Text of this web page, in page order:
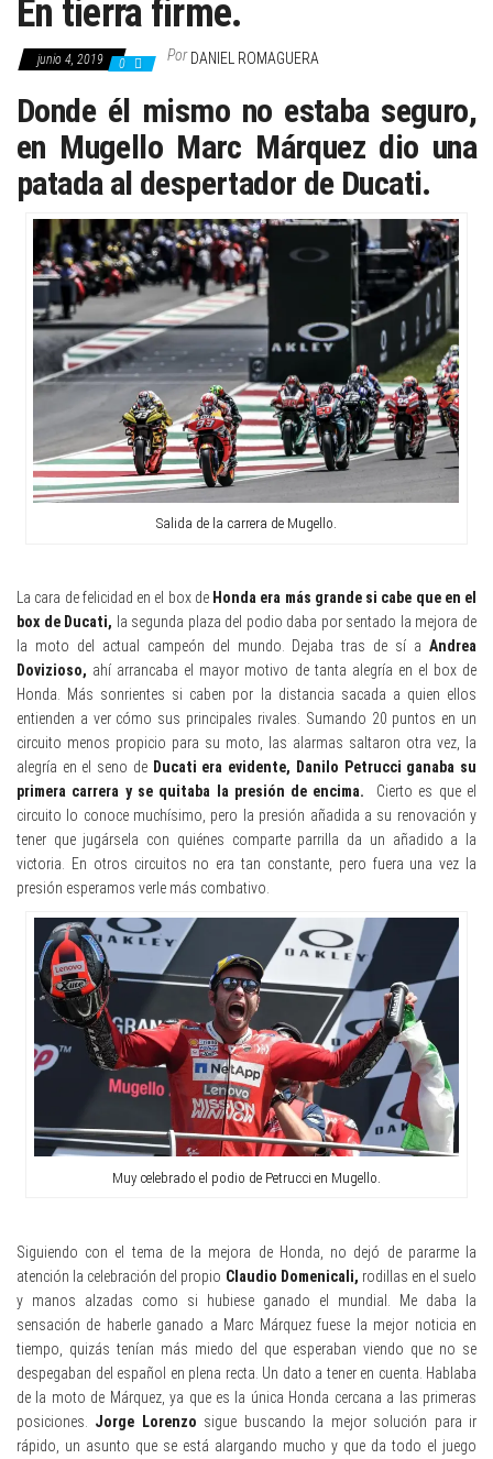
En tierra firme.
junio 4, 2019 0 Por DANIEL ROMAGUERA
Donde él mismo no estaba seguro,
en Mugello Marc Márquez dio una
patada al despertador de Ducati.
Salida de la carrera de Mugello.
La cara de felicidad en el box de Honda era más grande si cabe que en el
box de Ducati, la segunda plaza del podio daba por sentado la mejora de
la moto del actual campeón del mundo. Dejaba tras de sí a Andrea
Dovizioso, ahí arrancaba el mayor motivo de tanta alegría en el box de
Honda. Más sonrientes si caben por la distancia sacada a quien ellos
entienden a ver cómo sus principales rivales. Sumando 20 puntos en un
circuito menos propicio para su moto, las alarmas saltaron otra vez, la
alegría en el seno de Ducati era evidente, Danilo Petrucci ganaba su
primera carrera y se quitaba la presión de encima.
Cierto es que el
circuito lo conoce muchísimo, pero la presión añadida a su renovación y
tener que jugársela con quiénes comparte parrilla da un añadido a la
victoria. En otros circuitos no era tan constante, pero fuera una vez la
presión esperamos verle más combativo.
Muy celebrado el podio de Petrucci en Mugello.
Siguiendo con el tema de la mejora de Honda, no dejó de pararme la
atención la celebración del propio Claudio Domenicali, rodillas en el suelo
y manos alzadas como si hubiese ganado el mundial. Me daba la
sensación de haberle ganado a Marc Márquez fuese la mejor noticia en
tiempo, quizás tenían más miedo del que esperaban viendo que no se
despegaban del español en plena recta. Un dato a tener en cuenta. Hablaba
de la moto de Márquez, ya que es la única Honda cercana a las primeras
posiciones. Jorge Lorenzo sigue buscando la mejor solución para ir
rápido, un asunto que se está alargando mucho y que da todo el juego